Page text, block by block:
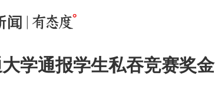
学通报学生私吞竞赛奖金